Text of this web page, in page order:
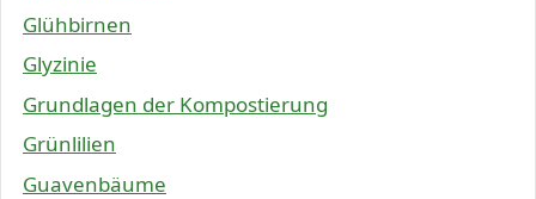
Glühbirnen
Glyzinie
Grundlagen der Kompostierung
Grünlilien
Guavenbäume